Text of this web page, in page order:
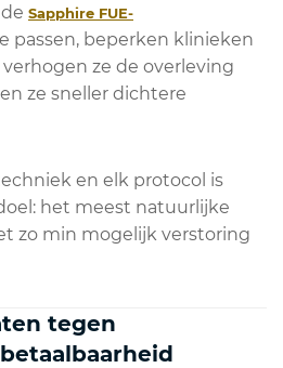
Sapphire FUE-
passen, beperken klinieken
ze de overleving
ze sneller dichtere
en elk protocol is
het meest natuurlijke
zo min mogelijk verstoring
tegen